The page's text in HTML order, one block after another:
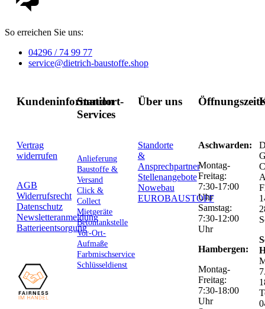
So erreichen Sie uns:
04296 / 74 99 77
service@dietrich-baustoffe.shop
Kundeninformation
Vertrag
widerrufen
AGB
Widerrufsrecht
Datenschutz
Newsletteranmeldung
Batterieentsorgung
Standort-
Services
Anlieferung
Baustoffe &
Versand
Click &
Collect
Mietgeräte
Betontankstelle
Vor-Ort-
Aufmaße
Farbmischservice
Schlüsseldienst
Über uns
Standorte
&
Ansprechpartner
Stellenangebote
Nowebau
EUROBAUSTOFF
Aschwarden:
Montag-
Freitag:
7:30-17:00
Uhr
Samstag:
7:30-12:00
Uhr
Hambergen:
Montag-
Freitag:
7:30-18:00
Uhr